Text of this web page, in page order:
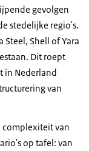
gevolgen
stedelijke regio's.
Steel , Shell of Yara
Dit roept
in Nederland
van
complexiteit van
op tafel: van